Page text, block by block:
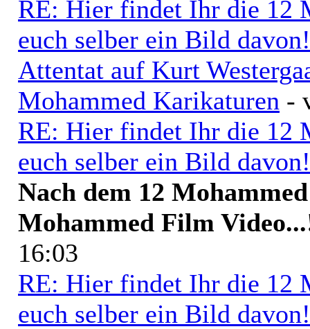
RE: Hier findet Ihr die 12
euch selber ein Bild davon!
Attentat auf Kurt
Mohammed Karikaturen -
RE: Hier findet Ihr die 12
euch selber ein Bild davon!
Nach dem 12
Mohammed Film
16:03
RE: Hier findet Ihr die 12
euch selber ein Bild davon!